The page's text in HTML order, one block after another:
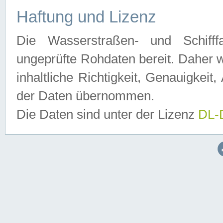
Haftung und Lizenz
Die Wasserstraßen- und
ungeprüfte Rohdaten bereit. Daher
inhaltliche Richtigkeit,
der Daten übernommen.
Die Daten sind unter der Lizenz